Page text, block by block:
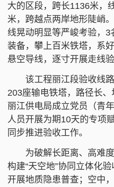
大的区段，跨长1136米，
米，跨越点两岸地形陡峭
线晃动明显等严峻考验，
装备，攀上百米铁塔，系
悬空导线，逐寸开展走线验
该工程丽江段验收线路
203座输电铁塔，路径长、
丽江供电局成立党员（青
人员开展为期10天的专项
同步推进验收工作。
为破解长距离、高难度
构建“天空地”协同立体化
开展地质隐患普查；空中